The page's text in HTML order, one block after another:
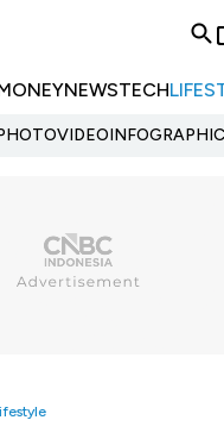
NEWSTECH
VIDEOINFOGRAPHIC